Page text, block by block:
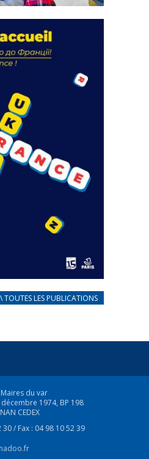
au mieux les réfugiés
\ TOUTES LES PUBLICATIONS
du var
1974, BP 198
CEDEX
30 / Fax : 04 98 10 52 39